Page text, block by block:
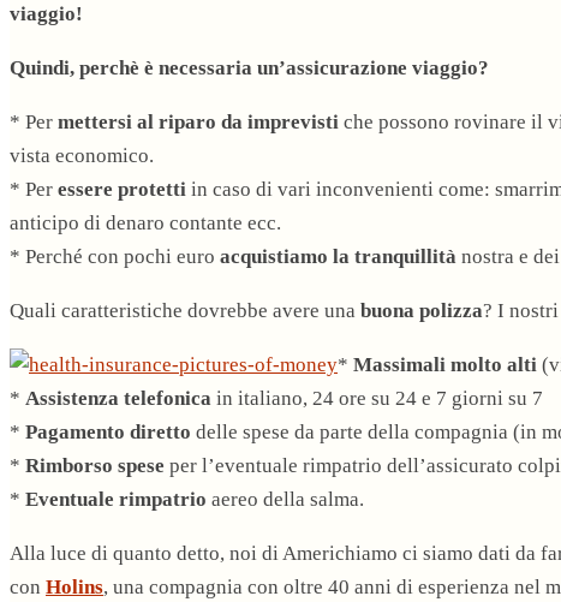
viaggio!
Quindi, perchè è necessaria un’assicurazione viaggio?
* Per mettersi al riparo da imprevisti che possono rovinare il
vista economico.
* Per essere protetti in caso di vari inconvenienti come:
anticipo di denaro contante ecc.
* Perché con pochi euro acquistiamo la tranquillità nostra e
Quali caratteristiche dovrebbe avere una buona polizza? I
* Massimali molto alti
* Assistenza telefonica in italiano, 24 ore su 24 e 7 giorni su 7
* Pagamento diretto delle spese da parte della compagnia (in
* Rimborso spese per l’eventuale rimpatrio dell’assicurato
* Eventuale rimpatrio aereo della salma.
Alla luce di quanto detto, noi di Americhiamo ci siamo dati da
con Holins, una compagnia con oltre 40 anni di esperienza nel